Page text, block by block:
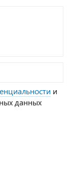
и
данных